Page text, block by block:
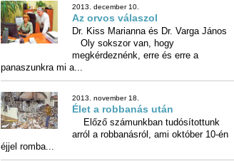
2013. december 10.
Az orvos válaszol
Dr. Kiss Marianna és Dr. Varga János
Oly sokszor van, hogy
megkérdeznénk, erre és erre a
panaszunkra mi a...
2013. november 18.
Élet a robbanás után
Előző számunkban tudósítottunk
arról a robbanásról, ami október 10-én
éjjel romba...